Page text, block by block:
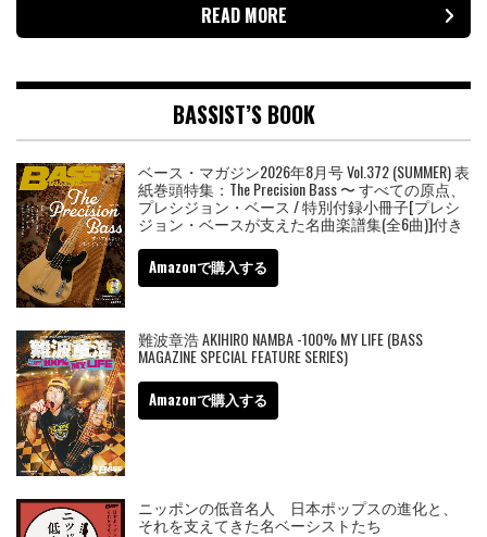
READ MORE
BASSIST’S BOOK
ベース・マガジン2026年8月号 Vol.372 (SUMMER) 表
紙巻頭特集：The Precision Bass 〜 すべての原点、
プレシジョン・ベース / 特別付録小冊子[プレシ
ジョン・ベースが支えた名曲楽譜集(全6曲)]付き
Amazonで購入する
難波章浩 AKIHIRO NAMBA -100% MY LIFE (BASS
MAGAZINE SPECIAL FEATURE SERIES)
Amazonで購入する
ニッポンの低音名人 日本ポップスの進化と、
それを支えてきた名ベーシストたち